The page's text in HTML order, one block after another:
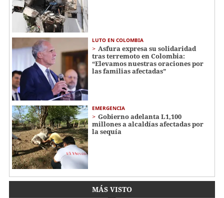
LUTO EN COLOMBIA
Asfura expresa su solidaridad
tras terremoto en Colombia:
“Elevamos nuestras oraciones por
las familias afectadas”
EMERGENCIA
Gobierno adelanta L1,100
millones a alcaldías afectadas por
la sequía
MÁS VISTO